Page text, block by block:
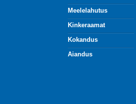
Meelelahutus
Kinkeraamat
Kokandus
Aiandus